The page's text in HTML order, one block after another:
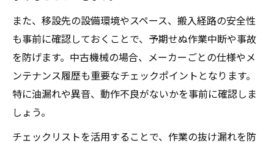
また、移設先の設備環境やスペース、搬入経路の安全性
も事前に確認しておくことで、予期せぬ作業中断や事故
を防げます。中古機械の場合、メーカーごとの仕様やメ
ンテナンス履歴も重要なチェックポイントとなります。
特に油漏れや異音、動作不良がないかを事前に確認しま
しょう。
チェックリストを活用することで、作業の抜け漏れを防